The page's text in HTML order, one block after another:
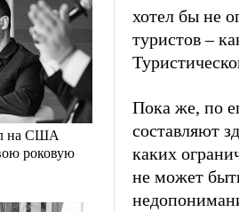
на США
роковую
хотел бы не
туристов –
Пока же, по
составляют
каких
не может